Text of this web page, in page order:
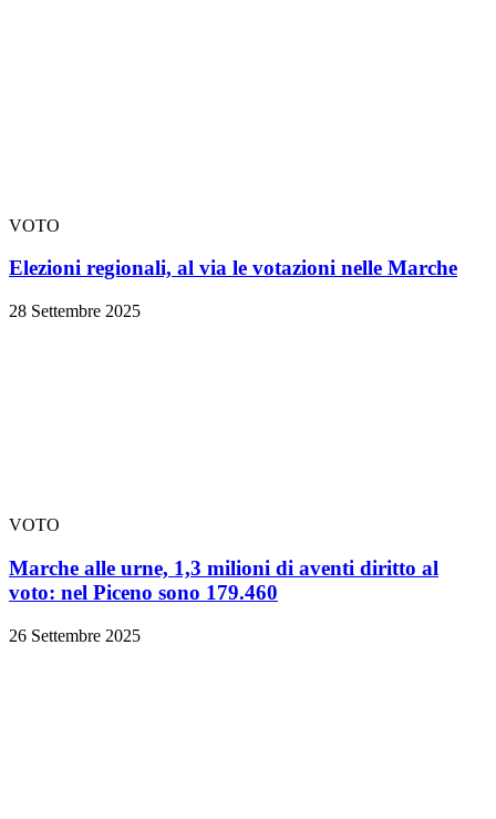
VOTO
Elezioni regionali, al via le votazioni nelle Marche
28 Settembre 2025
VOTO
Marche alle urne, 1,3 milioni di aventi diritto al
voto: nel Piceno sono 179.460
26 Settembre 2025